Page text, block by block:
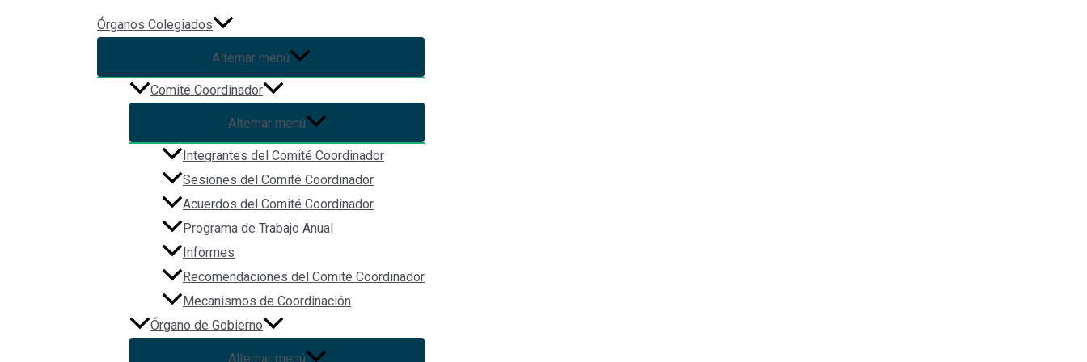
Órganos Colegiados
Alternar menú
Comité Coordinador
Alternar menú
Integrantes del Comité Coordinador
Sesiones del Comité Coordinador
Acuerdos del Comité Coordinador
Programa de Trabajo Anual
Informes
Recomendaciones del Comité Coordinador
Mecanismos de Coordinación
Órgano de Gobierno
Alternar menú
1er Foro hacia la Armonización de la Ley Estatal de Archivos
1er Foro hacia la Armonización de la Ley Estatal de Archivos del Estado de Jalisco y sus municipios.
Sede: Poder Legislativo del Estado de Jalisco https://twitter.com/cpsseajal/status